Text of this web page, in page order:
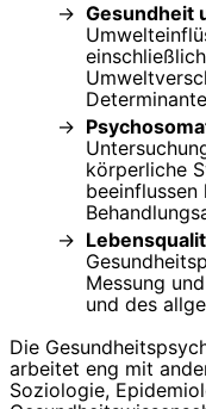
Gesundheit
körperliche
Messung
und des
Die
arbeitet eng mit
Soziologie,